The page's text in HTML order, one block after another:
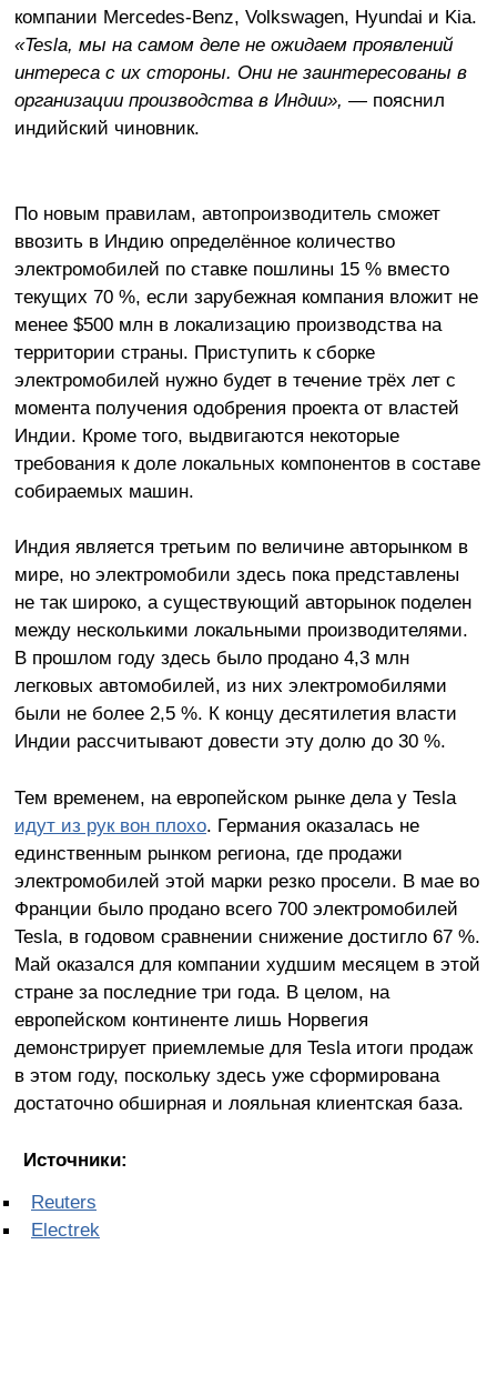
компании Mercedes-Benz, Volkswagen, Hyundai и Kia.
«Tesla, мы на самом деле не ожидаем проявлений
интереса с их стороны. Они не заинтересованы в
организации производства в Индии», — пояснил
индийский чиновник.
По новым правилам, автопроизводитель сможет
ввозить в Индию определённое количество
электромобилей по ставке пошлины 15 % вместо
текущих 70 %, если зарубежная компания вложит не
менее $500 млн в локализацию производства на
территории страны. Приступить к сборке
электромобилей нужно будет в течение трёх лет с
момента получения одобрения проекта от властей
Индии. Кроме того, выдвигаются некоторые
требования к доле локальных компонентов в составе
собираемых машин.
Индия является третьим по величине авторынком в
мире, но электромобили здесь пока представлены
не так широко, а существующий авторынок поделен
между несколькими локальными производителями.
В прошлом году здесь было продано 4,3 млн
легковых автомобилей, из них электромобилями
были не более 2,5 %. К концу десятилетия власти
Индии рассчитывают довести эту долю до 30 %.
Тем временем, на европейском рынке дела у Tesla
идут из рук вон плохо. Германия оказалась не
единственным рынком региона, где продажи
электромобилей этой марки резко просели. В мае во
Франции было продано всего 700 электромобилей
Tesla, в годовом сравнении снижение достигло 67 %.
Май оказался для компании худшим месяцем в этой
стране за последние три года. В целом, на
европейском континенте лишь Норвегия
демонстрирует приемлемые для Tesla итоги продаж
в этом году, поскольку здесь уже сформирована
достаточно обширная и лояльная клиентская база.
Источники:
Reuters
Electrek